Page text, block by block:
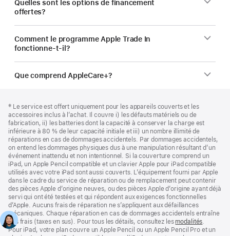
Quelles sont les options de financement
offertes?
Comment le programme Apple Trade In
fonctionne-t-il?
Que comprend AppleCare+?
de
page
de
bas
de
page
Note
de
bas
de
page
‡ Le service est offert uniquement pour les appareils couverts et les
accessoires inclus à l’achat. Il couvre i) les défauts matériels ou de
fabrication, ii) les batteries dont la capacité à conserver la charge est
inférieure à 80 % de leur capacité initiale et iii) un nombre illimité de
réparations en cas de dommages accidentels. Par dommages accidentels,
on entend les dommages physiques dus à une manipulation résultant d’un
événement inattendu et non intentionnel. Si la couverture comprend un
iPad, un Apple Pencil compatible et un clavier Apple pour iPad compatible
utilisés avec votre iPad sont aussi couverts. L’équipement fourni par Apple
dans le cadre du service de réparation ou de remplacement peut contenir
des pièces Apple d’origine neuves, ou des pièces Apple d’origine ayant déjà
servi qui ont été testées et qui répondent aux exigences fonctionnelles
d’Apple. Aucuns frais de réparation ne s’appliquent aux défaillances
mécaniques. Chaque réparation en cas de dommages accidentels entraîne
des frais (taxes en sus). Pour tous les détails, consultez les modalités
dans
Pour iPad, votre plan couvre un Apple Pencil ou un Apple Pencil Pro et un